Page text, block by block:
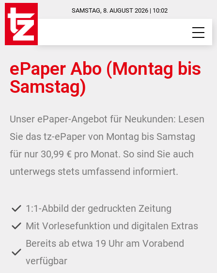
SAMSTAG, 8. AUGUST 2026 | 10:02
ePaper Abo (Montag bis
Samstag)
Unser ePaper-Angebot für Neukunden: Lesen
Sie das tz-ePaper von Montag bis Samstag
für nur 30,99 € pro Monat. So sind Sie auch
unterwegs stets umfassend informiert.
1:1-Abbild der gedruckten Zeitung
Mit Vorlesefunktion und digitalen Extras
Bereits ab etwa 19 Uhr am Vorabend
verfügbar